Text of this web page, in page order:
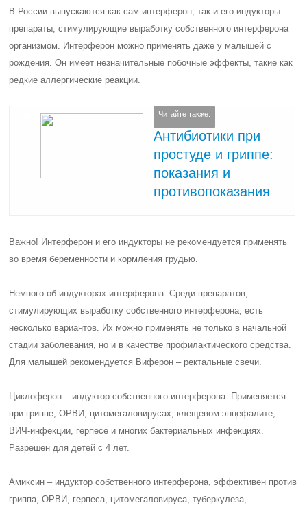
В России выпускаются как сам интерферон, так и его индукторы –
препараты, стимулирующие выработку собственного интерферона
организмом. Интерферон можно применять даже у малышей с
рождения. Он имеет незначительные побочные эффекты, такие как
редкие аллергические реакции.
Читайте также:
Антибиотики при
простуде и гриппе:
показания и
противопоказания
Важно! Интерферон и его индукторы не рекомендуется применять
во время беременности и кормления грудью.
Немного об индукторах интерферона. Среди препаратов,
стимулирующих выработку собственного интерферона, есть
несколько вариантов. Их можно применять не только в начальной
стадии заболевания, но и в качестве профилактического средства.
Для малышей рекомендуется Виферон – ректальные свечи.
Циклоферон – индуктор собственного интерферона. Применяется
при гриппе, ОРВИ, цитомегаловирусах, клещевом энцефалите,
ВИЧ-инфекции, герпесе и многих бактериальных инфекциях.
Разрешен для детей с 4 лет.
Амиксин – индуктор собственного интерферона, эффективен против
гриппа, ОРВИ, герпеса, цитомегаловируса, туберкулеза,